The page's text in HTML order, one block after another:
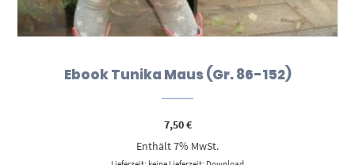
Ebook Tunika Maus (Gr. 86-152)
7,50€
Enthält 7% MwSt.